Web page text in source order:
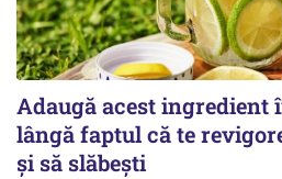
Adaugă acest ingredient
lângă faptul că te
și să slăbești